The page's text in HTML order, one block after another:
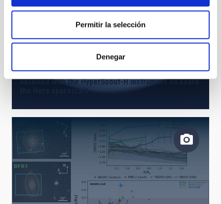
Permitir la selección
Denegar
Image of Deimos with Mars on the background,
obtained with the HyperScout-H instrument on board
the Hera spacecraft